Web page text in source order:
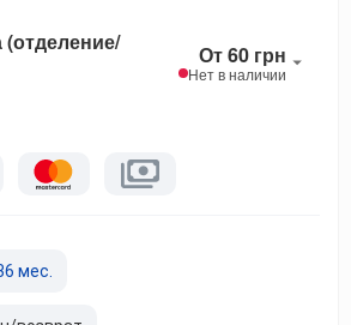
(отделение/
От 60 грн
Нет в наличии
мес.